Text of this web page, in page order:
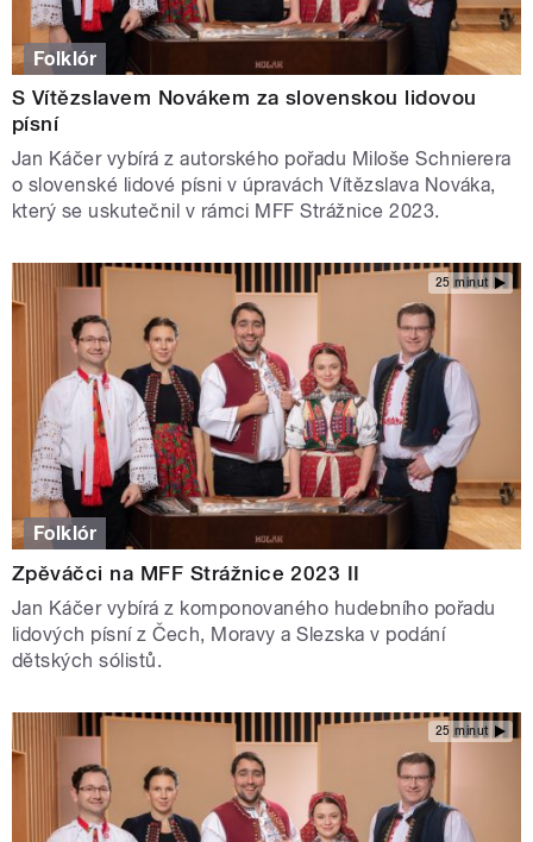
Folklór
S Vítězslavem Novákem za slovenskou lidovou
písní
Jan Káčer vybírá z autorského pořadu Miloše Schnierera
o slovenské lidové písni v úpravách Vítězslava Nováka,
který se uskutečnil v rámci MFF Strážnice 2023.
25 minut
Folklór
Zpěváčci na MFF Strážnice 2023 II
Jan Káčer vybírá z komponovaného hudebního pořadu
lidových písní z Čech, Moravy a Slezska v podání
dětských sólistů.
25 minut